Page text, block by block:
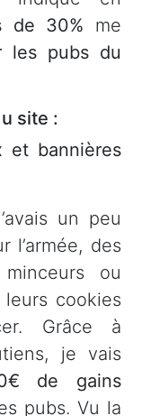
de 30% me
les pubs du
site :
et bannières
un peu
l’armée, des
ou
cookies
Grâce à
je vais
de gains
pubs. Vu la